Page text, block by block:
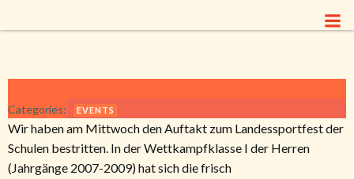
Inhalt
Categories: EVENTS
Wir haben am Mittwoch den Auftakt zum Landessportfest der
Schulen bestritten. In der Wettkampfklasse I der Herren
(Jahrgänge 2007-2009) hat sich die frisch